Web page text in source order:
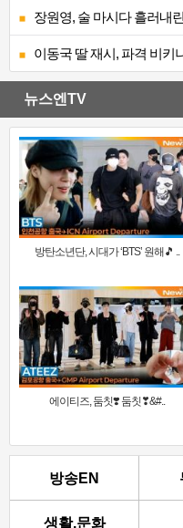
장원영, 술 마시다 흘러내
이동국 딸 재시, 파격 비
뉴스엔TV
방탄소년단, 시대가 ‘BTS’ 원해🎵 ..
에이티즈, 둠칫❣️ 둠칫❣&#..
방송EN
생활.문화